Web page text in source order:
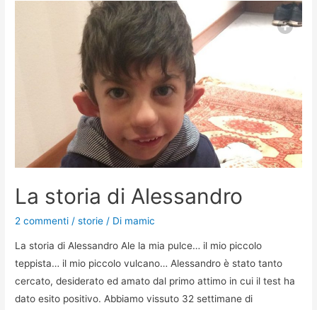
La storia di Alessandro
2 commenti /storie / Di mamic
La storia di Alessandro Ale la mia pulce… il mio piccolo
teppista… il mio piccolo vulcano… Alessandro è stato tanto
cercato, desiderato ed amato dal primo attimo in cui il test ha
dato esito positivo. Abbiamo vissuto 32 settimane di